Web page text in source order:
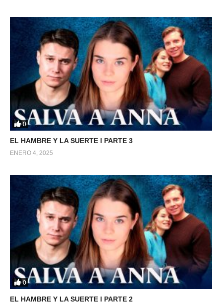
0
EL HAMBRE Y LA SUERTE l PARTE 3
ENERO 4, 2025
0
EL HAMBRE Y LA SUERTE l PARTE 2